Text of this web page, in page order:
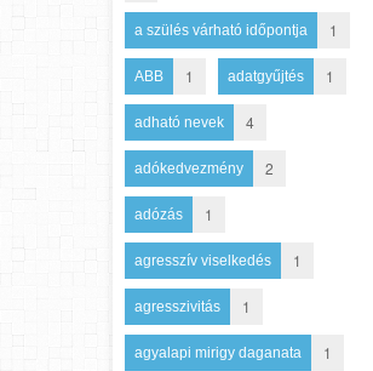
a szülés várható időpontja 1
ABB 1 adatgyűjtés 1
adható nevek 4
adókedvezmény 2
adózás 1
agresszív viselkedés 1
agresszivitás 1
agyalapi mirigy daganata 1